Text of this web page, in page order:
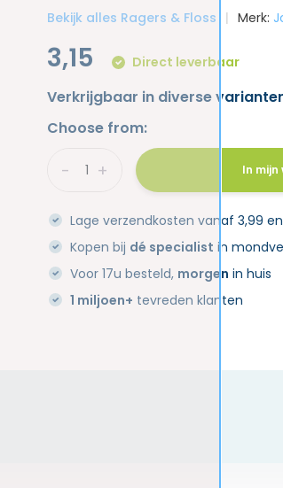
Bekijk alles Ragers & Floss Merk:
3,15 Direct leverbaar
Verkrijgbaar in diverse
Choose from:
+
- In mijn
Lage verzendkosten vanaf 3,99 en
Kopen bij dé specialist in
Voor 17u besteld, morgen in huis
1 miljoen+ tevreden klanten